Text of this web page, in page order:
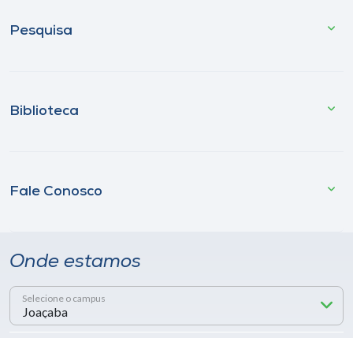
Pesquisa
Biblioteca
Fale Conosco
Onde estamos
Selecione o campus